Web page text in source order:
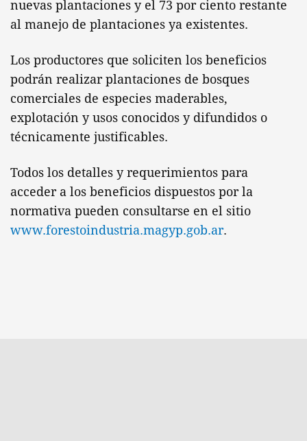
nuevas plantaciones y el 73 por ciento restante
al manejo de plantaciones ya existentes.
Los productores que soliciten los beneficios
podrán realizar plantaciones de bosques
comerciales de especies maderables,
explotación y usos conocidos y difundidos o
técnicamente justificables.
Todos los detalles y requerimientos para
acceder a los beneficios dispuestos por la
normativa pueden consultarse en el sitio
www.forestoindustria.magyp.gob.ar.